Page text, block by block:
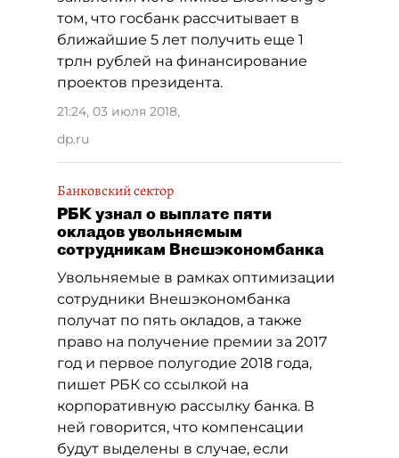
том, что госбанк рассчитывает в
ближайшие 5 лет получить еще 1
трлн рублей на финансирование
проектов президента.
21:24, 03 июля 2018,
dp.ru
Банковский сектор
РБК узнал о выплате пяти
окладов увольняемым
сотрудникам Внешэкономбанка
Увольняемые в рамках оптимизации
сотрудники Внешэкономбанка
получат по пять окладов, а также
право на получение премии за 2017
год и первое полугодие 2018 года,
пишет РБК со ссылкой на
корпоративную рассылку банка. В
ней говорится, что компенсации
будут выделены в случае, если